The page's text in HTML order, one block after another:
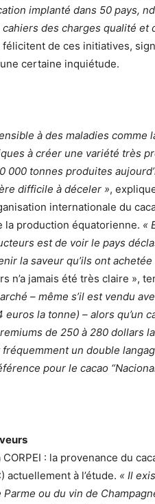
implanté dans 50 pays,
cahiers des charges qualité
de ces initiatives,
certaine inquiétude.
à des maladies
à créer une variété très
000 tonnes produites
difficile à déceler »,
internationale du
la production équatorienne. «
est de voir le pays
la saveur qu’ils ont
n’a jamais été très claire »,
– même s’il est vendu
la tonne) – alors qu’un
de 250 à 280 dollars
un double
pour le cacao
: la provenance du
actuellement à l’étude. « Il
Parme ou du vin de